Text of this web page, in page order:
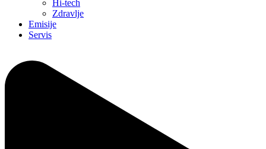
Hi-tech
Zdravlje
Emisije
Servis